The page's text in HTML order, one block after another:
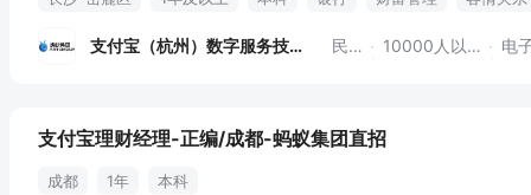
支付宝（杭州）数字服务技术 民营 10000人以上 电
支付宝理财经理-正编/成都-蚂蚁集团直招
成都 1年 本科